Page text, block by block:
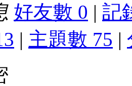
好友數 0 | 記
| 主題數 75 |